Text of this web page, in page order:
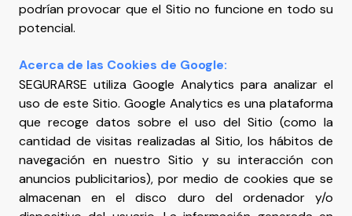
podrían provocar que el Sitio no funcione en todo su
potencial.
Acerca de las Cookies de Google:
SEGURARSE utiliza Google Analytics para analizar el
uso de este Sitio. Google Analytics es una plataforma
que recoge datos sobre el uso del Sitio (como la
cantidad de visitas realizadas al Sitio, los hábitos de
navegación en nuestro Sitio y su interacción con
anuncios publicitarios), por medio de cookies que se
almacenan en el disco duro del ordenador y/o